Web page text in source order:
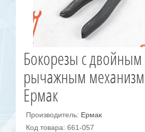
Бокорезы с двойным
рычажным
Ермак
Производитель: Ермак
Код товара: 661-057